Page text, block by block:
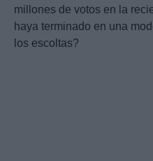
millones de votos en la
haya terminado en una
los escoltas?